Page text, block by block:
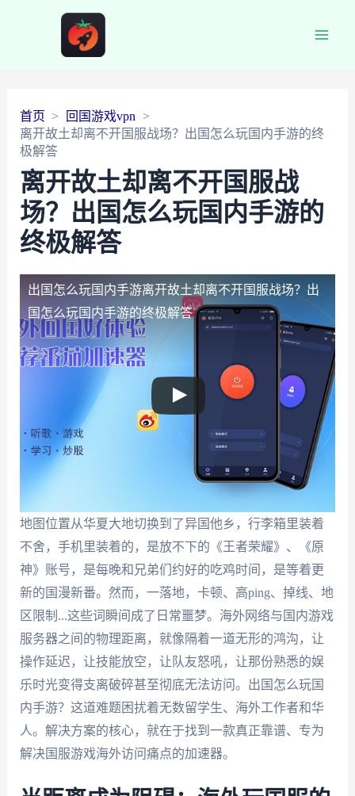
首页
回国游戏vpn
离开故土却离不开国服战场？出国怎么玩国内手游的终
极解答
离开故土却离不开国服战
场？出国怎么玩国内手游的
终极解答
出国怎么玩国内手游离开故土却离不开国服战场？出
国怎么玩国内手游的终极解答
地图位置从华夏大地切换到了异国他乡，行李箱里装着
不舍，手机里装着的，是放不下的《王者荣耀》、《原
神》账号，是每晚和兄弟们约好的吃鸡时间，是等着更
新的国漫新番。然而，一落地，卡顿、高ping、掉线、地
区限制...这些词瞬间成了日常噩梦。海外网络与国内游戏
服务器之间的物理距离，就像隔着一道无形的鸿沟，让
操作延迟，让技能放空，让队友怒吼，让那份熟悉的娱
乐时光变得支离破碎甚至彻底无法访问。出国怎么玩国
内手游？这道难题困扰着无数留学生、海外工作者和华
人。解决方案的核心，就在于找到一款真正靠谱、专为
解决国服游戏海外访问痛点的加速器。